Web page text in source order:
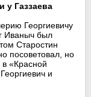
у Газзаева
Георгиевичу
Иваныч был
Старостин
посоветовал, но
«Красной
и